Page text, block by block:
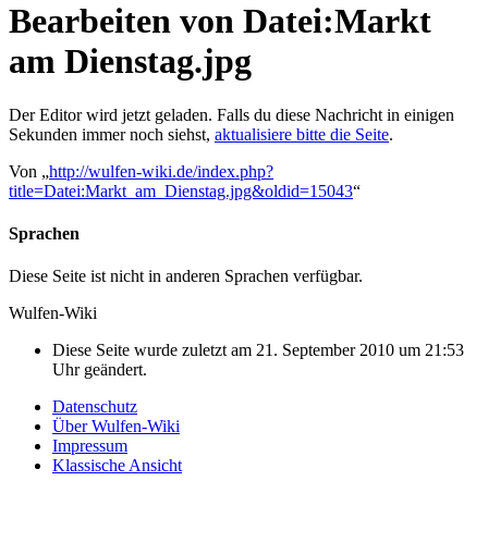
Bearbeiten von Datei:Markt
am Dienstag.jpg
Der Editor wird jetzt geladen. Falls du diese Nachricht in einigen
Sekunden immer noch siehst, aktualisiere bitte die Seite.
Von „http://wulfen-wiki.de/index.php?
title=Datei:Markt_am_Dienstag.jpg&oldid=15043“
Sprachen
Diese Seite ist nicht in anderen Sprachen verfügbar.
Wulfen-Wiki
Diese Seite wurde zuletzt am 21. September 2010 um 21:53
Uhr geändert.
Datenschutz
Über Wulfen-Wiki
Impressum
Klassische Ansicht